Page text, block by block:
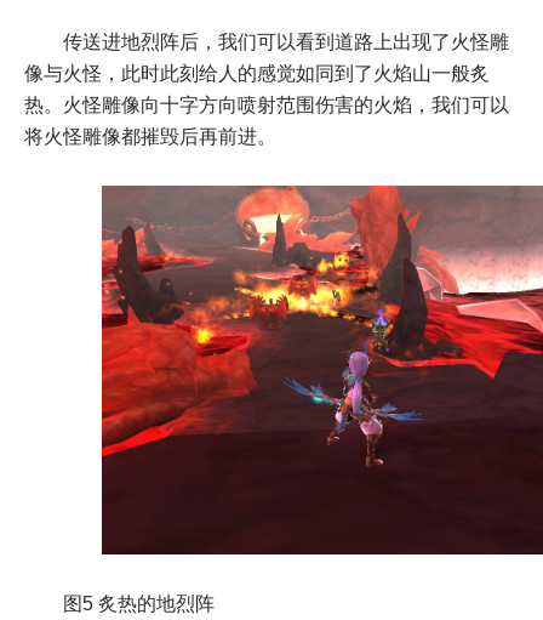
传送进地烈阵后，我们可以看到道路上出现了火怪雕
像与火怪，此时此刻给人的感觉如同到了火焰山一般炙
热。火怪雕像向十字方向喷射范围伤害的火焰，我们可以
将火怪雕像都摧毁后再前进。
图5 炙热的地烈阵